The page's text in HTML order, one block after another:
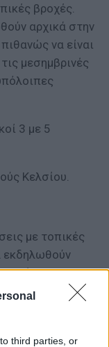
third parties, or
βροχές.
αρχικά στην
να είναι
μεσημβρινές
3 με 5
Κελσίου.
με τοπικές
εκδηλωθούν